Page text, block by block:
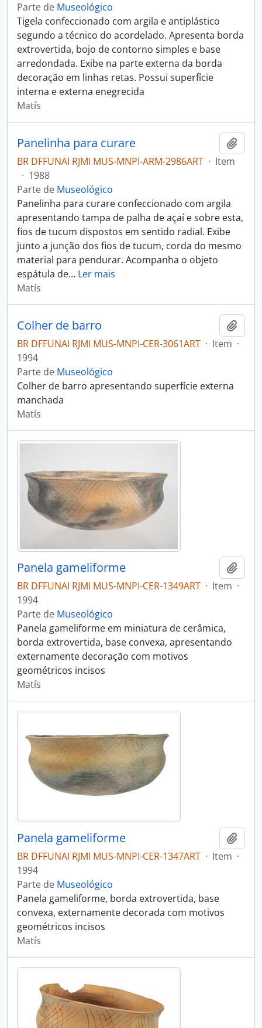
Parte de Museológico
Tigela confeccionado com argila e antiplástico
segundo a técnico do acordelado. Apresenta borda
extrovertida, bojo de contorno simples e base
arredondada. Exibe na parte externa da borda
decoração em linhas retas. Possui superfície
interna e externa enegrecida
Matís
Panelinha para curare
BR DFFUNAI RJMI MUS-MNPI-ARM-2986ART · Item
· 1988
Parte de Museológico
Panelinha para curare confeccionado com argila
apresentando tampa de palha de açaí e sobre esta,
fios de tucum dispostos em sentido radial. Exibe
junto a junção dos fios de tucum, corda do mesmo
material para pendurar. Acompanha o objeto
espátula de… Ler mais
Matís
Colher de barro
BR DFFUNAI RJMI MUS-MNPI-CER-3061ART · Item ·
1994
Parte de Museológico
Colher de barro apresentando superfície externa
manchada
Matís
Panela gameliforme
BR DFFUNAI RJMI MUS-MNPI-CER-1349ART · Item ·
1994
Parte de Museológico
Panela gameliforme em miniatura de cerâmica,
borda extrovertida, base convexa, apresentando
externamente decoração com motivos
geométricos incisos
Matís
Panela gameliforme
BR DFFUNAI RJMI MUS-MNPI-CER-1347ART · Item ·
1994
Parte de Museológico
Panela gameliforme, borda extrovertida, base
convexa, externamente decorada com motivos
geométricos incisos
Matís